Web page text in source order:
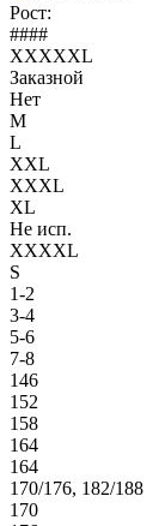
Рост:
####
XXXXXL
Заказной
Нет
M
L
XXL
XXXL
XL
Не исп.
XXXXL
S
1-2
3-4
5-6
7-8
146
152
158
164
164
170/176, 182/188
170